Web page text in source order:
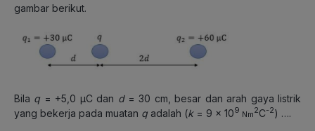
gambar berikut.
Bila q = +5,0 μC dan d= 30 cm, besar dan arah gaya listrik
yang bekerja pada muatan q adalah (k= 9 x 109 Nm2C-2) ….